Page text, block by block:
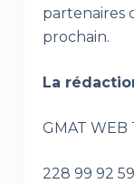
partenaires
prochain.
La
GMAT WEB
228 99 92 59